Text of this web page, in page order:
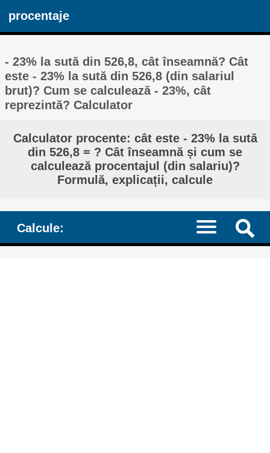
procentaje
- 23% la sută din 526,8, cât înseamnă? Cât
este - 23% la sută din 526,8 (din salariul
brut)? Cum se calculează - 23%, cât
reprezintă? Calculator
Calculator procente: cât este - 23% la sută
din 526,8 = ? Cât înseamnă și cum se
calculează procentajul (din salariu)?
Formulă, explicații, calcule
Calcule: